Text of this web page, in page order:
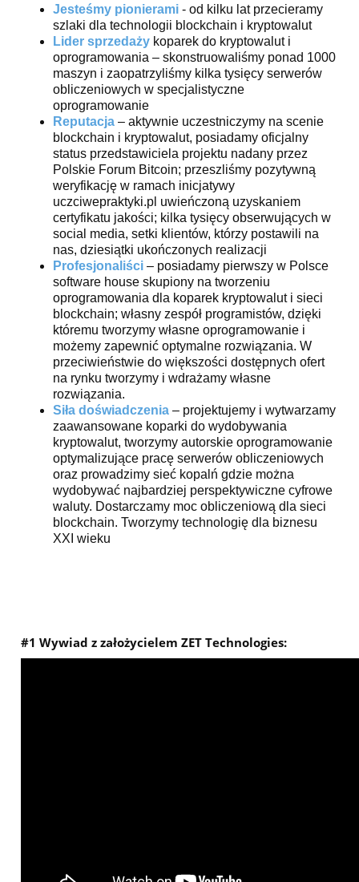
Jesteśmy pionierami - od kilku lat przecieramy
szlaki dla technologii blockchain i kryptowalut
Lider sprzedaży koparek do kryptowalut i
oprogramowania – skonstruowaliśmy ponad 1000
maszyn i zaopatrzyliśmy kilka tysięcy serwerów
obliczeniowych w specjalistyczne
oprogramowanie
Reputacja – aktywnie uczestniczymy na scenie
blockchain i kryptowalut, posiadamy oficjalny
status przedstawiciela projektu nadany przez
Polskie Forum Bitcoin; przeszliśmy pozytywną
weryfikację w ramach inicjatywy
uczciwepraktyki.pl uwieńczoną uzyskaniem
certyfikatu jakości; kilka tysięcy obserwujących w
social media, setki klientów, którzy postawili na
nas, dziesiątki ukończonych realizacji
Profesjonaliści – posiadamy pierwszy w Polsce
software house skupiony na tworzeniu
oprogramowania dla koparek kryptowalut i sieci
blockchain; własny zespół programistów, dzięki
któremu tworzymy własne oprogramowanie i
możemy zapewnić optymalne rozwiązania. W
przeciwieństwie do większości dostępnych ofert
na rynku tworzymy i wdrażamy własne
rozwiązania.
Siła doświadczenia – projektujemy i wytwarzamy
zaawansowane koparki do wydobywania
kryptowalut, tworzymy autorskie oprogramowanie
optymalizujące pracę serwerów obliczeniowych
oraz prowadzimy sieć kopalń gdzie można
wydobywać najbardziej perspektywiczne cyfrowe
waluty. Dostarczamy moc obliczeniową dla sieci
blockchain. Tworzymy technologię dla biznesu
XXI wieku
#1 Wywiad z założycielem ZET Technologies: